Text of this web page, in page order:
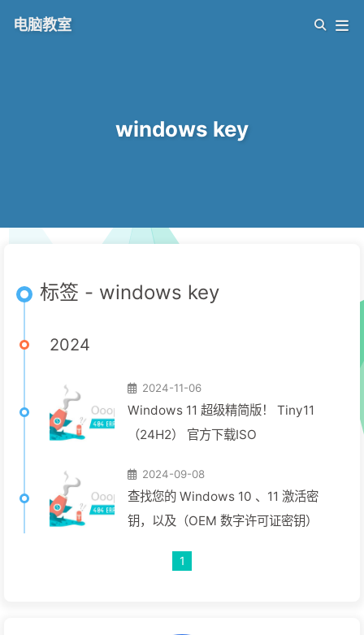
电脑教室
windows key
标签 - windows key
2024
2024-11-06
Windows 11 超级精简版！ Tiny11
（24H2） 官方下载ISO
2024-09-08
查找您的 Windows 10 、11 激活密
钥，以及（OEM 数字许可证密钥）
1